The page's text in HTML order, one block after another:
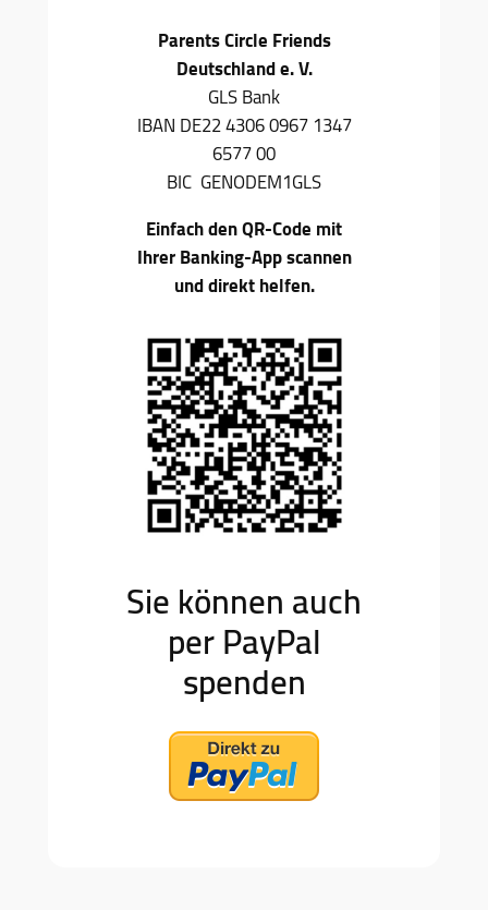
Parents Circle Friends
Deutschland e. V.
GLS Bank
IBAN DE22 4306 0967 1347
6577 00
BIC GENODEM1GLS
Einfach den QR-Code mit
Ihrer Banking-App scannen
und direkt helfen.
Sie können auch
per PayPal
spenden